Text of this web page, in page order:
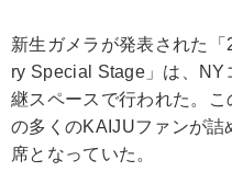
新生ガメラが発表された
ry Special Stage」は、NY
継スペースで行われた。
の多くのKAIJUファンが詰
席となっていた。